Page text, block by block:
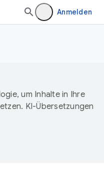
Anmelden
um Inhalte in Ihre
KI-Übersetzungen